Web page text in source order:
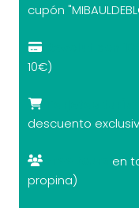
cupón
10€)
descuento
en
propina)